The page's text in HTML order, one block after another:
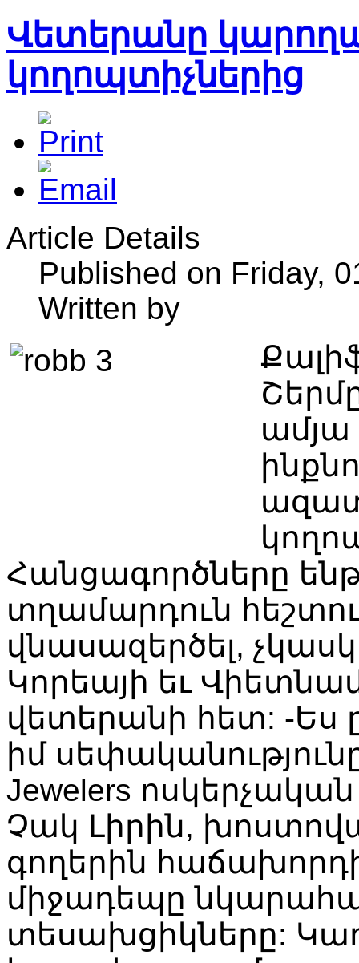
Վետերանը
կողոպտիչներից
Article Details
Published on Friday,
Written by
ամյա
Հանցագործները
տղամարդուն
վնասազերծել,
Կորեայի եւ
վետերանի հետ: -Ես
իմ
Jewelers
Չակ Լիրին,
գողերին
միջադեպը
տեսախցիկները: